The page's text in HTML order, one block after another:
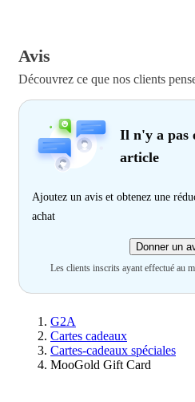
Avis
Découvrez ce que nos clients
Il n'y a pas
article
Ajoutez un avis et obtenez une
achat
Donner un
Les clients inscrits ayant effectué au
G2A
Cartes cadeaux
Cartes-cadeaux spéciales
MooGold Gift Card